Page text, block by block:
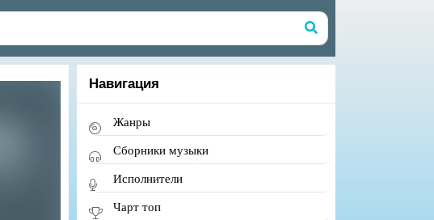
Навигация
Жанры
Сборники музыки
Исполнители
Чарт топ